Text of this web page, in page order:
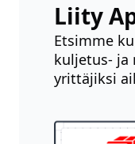
Liity
Etsimme
kuljetus- ja
yrittäjiksi